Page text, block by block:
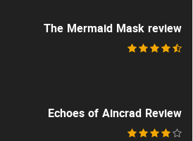
The Mermaid Mask review
Echoes of Aincrad Review